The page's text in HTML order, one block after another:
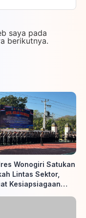
saya pada
berikutnya.
Wonogiri Satukan
Lintas Sektor,
Kesiapsiagaan